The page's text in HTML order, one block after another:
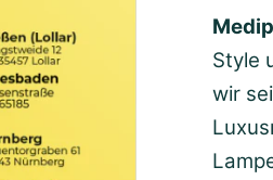
Style
wir